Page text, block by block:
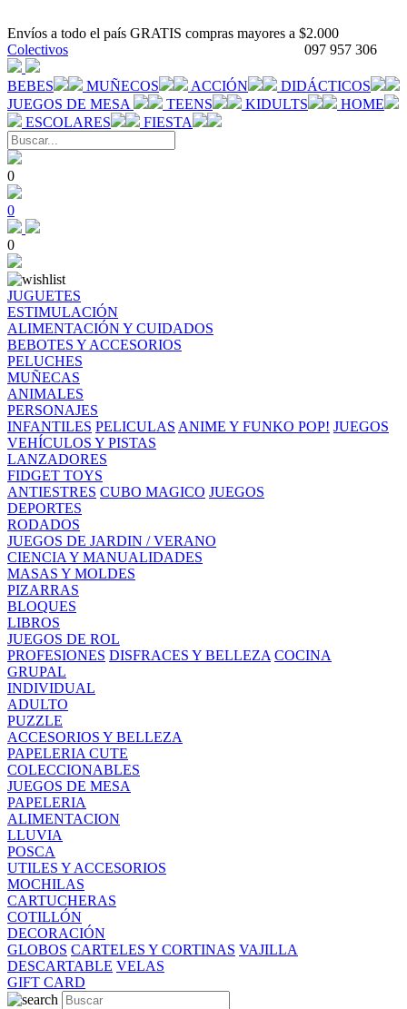
Envíos a todo el país GRATIS compras mayores a $2.000
097 957 306
Colectivos
BEBES MUÑECOS ACCIÓN
DIDÁCTICOS
JUEGOS DE MESA
TEENS KIDULTS
HOME
ESCOLARES
FIESTA
0
0
0
JUGUETES
ESTIMULACIÓN
ALIMENTACIÓN Y CUIDADOS
BEBOTES Y ACCESORIOS
PELUCHES
MUÑECAS
ANIMALES
PERSONAJES
INFANTILES PELICULAS ANIME Y FUNKO POP! JUEGOS
VEHÍCULOS Y PISTAS
LANZADORES
FIDGET TOYS
ANTIESTRES CUBO MAGICO JUEGOS
DEPORTES
RODADOS
JUEGOS DE JARDIN / VERANO
CIENCIA Y MANUALIDADES
MASAS Y MOLDES
PIZARRAS
BLOQUES
LIBROS
JUEGOS DE ROL
PROFESIONES DISFRACES Y BELLEZA COCINA
GRUPAL
INDIVIDUAL
ADULTO
PUZZLE
ACCESORIOS Y BELLEZA
PAPELERIA CUTE
COLECCIONABLES
JUEGOS DE MESA
PAPELERIA
ALIMENTACION
LLUVIA
POSCA
UTILES Y ACCESORIOS
MOCHILAS
CARTUCHERAS
COTILLÓN
DECORACIÓN
GLOBOS CARTELES Y CORTINAS VAJILLA
DESCARTABLE VELAS
GIFT CARD